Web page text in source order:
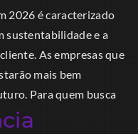
2026 é caracterizado
sustentabilidade e a
As empresas que
mais bem
Para quem busca